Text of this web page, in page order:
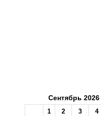
Сентябрь 2026
1 2 3 4